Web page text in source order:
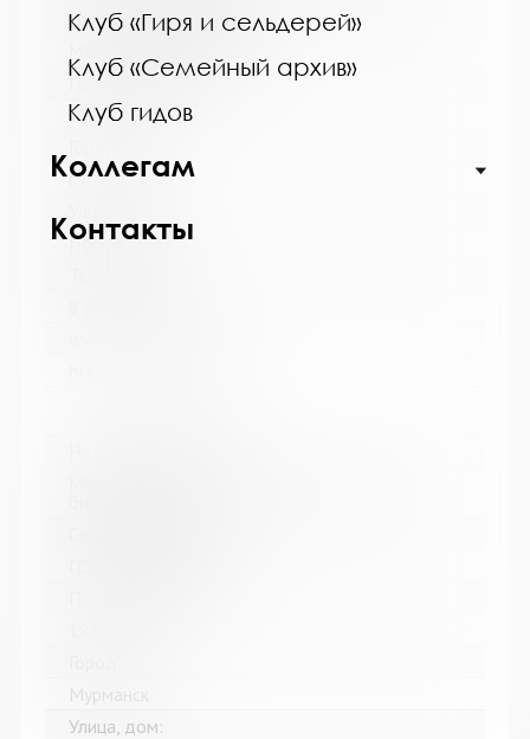
Клуб «Гиря и сельдерей»
Клуб «Семейный архив»
Клуб гидов
Коллегам
Контакты
Сокращенное название:
Почтовый индекс:
184580
г. п. Ревда
Победы, 25
Мурманск
Улица, дом: